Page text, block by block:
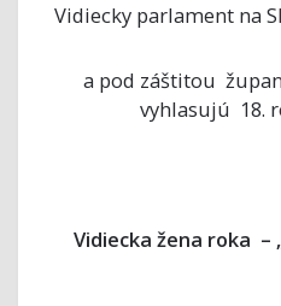
Vidiecky parlament na
a pod záštitou
vyhlasujú 18.
Vidiecka žena roka –